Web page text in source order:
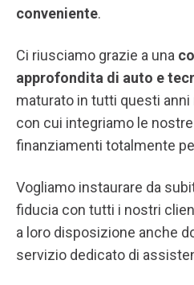
conveniente.
Ci riusciamo grazie a una
approfondita di auto e
maturato in tutti questi
con cui integriamo le
finanziamenti totalmente
Vogliamo instaurare da
fiducia con tutti i nostri
a loro disposizione anche
servizio dedicato di